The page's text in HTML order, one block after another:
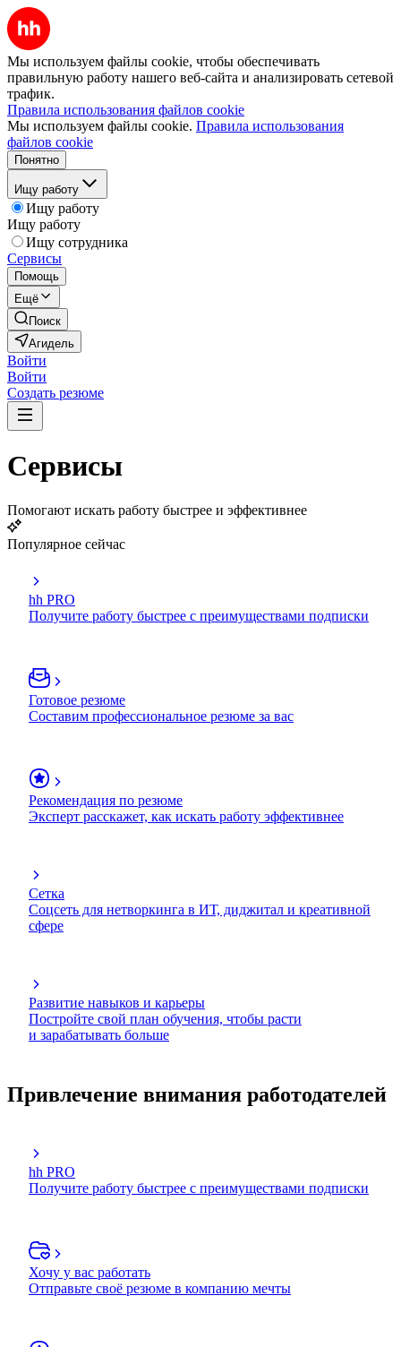
Мы используем файлы cookie, чтобы обеспечивать
правильную работу нашего веб-сайта и анализировать сетевой
трафик.
Правила использования файлов cookie
Мы используем файлы cookie. Правила использования
файлов cookie
Понятно
Ищу работу
Ищу работу
Ищу работу
Ищу сотрудника
Сервисы
Помощь
Ещё
Поиск
Агидель
Войти
Войти
Создать резюме
Сервисы
Помогают искать работу быстрее и эффективнее
Популярное сейчас
hh PRO
Получите работу быстрее с преимуществами подписки
Готовое резюме
Составим профессиональное резюме за вас
Рекомендация по резюме
Эксперт расскажет, как искать работу эффективнее
Сетка
Соцсеть для нетворкинга в ИТ, диджитал и креативной
сфере
Развитие навыков и карьеры
Постройте свой план обучения, чтобы расти
и зарабатывать больше
Привлечение внимания работодателей
hh PRO
Получите работу быстрее с преимуществами подписки
Хочу у вас работать
Отправьте своё резюме в компанию мечты